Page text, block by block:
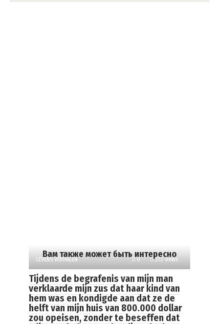
Вам также может быть интересно
LEVENS VERHALEN 0 272 views
Tijdens de begrafenis van mijn man
verklaarde mijn zus dat haar kind van
hem was en kondigde aan dat ze de
helft van mijn huis van 800.000 dollar
zou opeisen, zonder te beseffen dat